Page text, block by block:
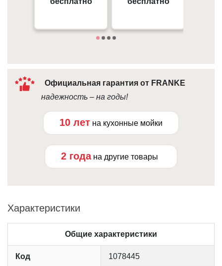
09:00 - 18:00
Официальная гарантия от FRANKE
надежность – на годы!
10 лет на кухонные мойки
2 года на другие товары
Характеристики
Общие характеристики
Код 1078445